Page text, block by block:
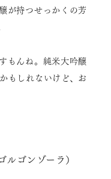
が持つせっかくの芳
もんね。純米大吟醸
もしれないけど、お
ゴンゾーラ）